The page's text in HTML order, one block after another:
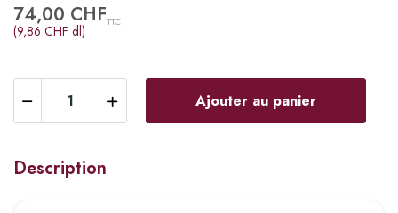
74,00 CHF
(9,86 CHF dl)
TTC
Ajouter au panier
Description